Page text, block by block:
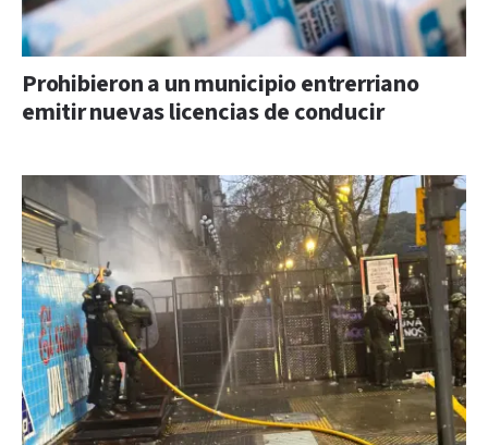
Prohibieron a un municipio entrerriano
emitir nuevas licencias de conducir